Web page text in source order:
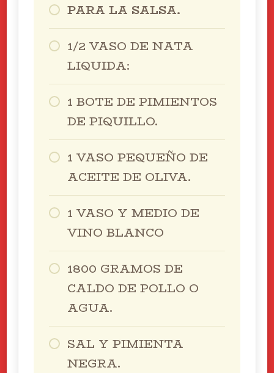
PARA LA SALSA.
1/2 VASO DE NATA
LIQUIDA:
1 BOTE DE PIMIENTOS
DE PIQUILLO.
1 VASO PEQUEÑO DE
ACEITE DE OLIVA.
1 VASO Y MEDIO DE
VINO BLANCO
1800 GRAMOS DE
CALDO DE POLLO O
AGUA.
SAL Y PIMIENTA
NEGRA.